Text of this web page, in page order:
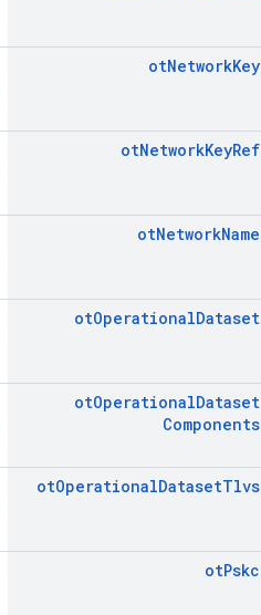
otNetworkKey
otNetworkKeyRef
otNetworkName
otOperationalDataset
otOperationalDataset
Components
otOperationalDatasetTlvs
otPskc